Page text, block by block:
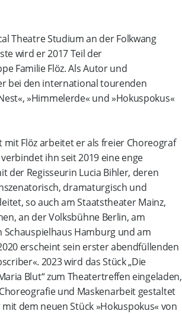
Theatre Studium an der Folkwang
wird er 2017 Teil der
Familie Flöz. Als Autor und
bei den international tourenden
»Himmelerde« und »Hokuspokus«
mit Flöz arbeitet er als freier Choreograf
ihn seit 2019 eine enge
der Regisseurin Lucia Bihler, deren
dramaturgisch und
so auch am Staatstheater Mainz,
an der Volksbühne Berlin, am
Schauspielhaus Hamburg und am
erscheint sein erster abendfüllenden
2023 wird das Stück „Die
Blut“ zum Theatertreffen eingeladen,
und Maskenarbeit gestaltet
dem neuen Stück »Hokuspokus« von